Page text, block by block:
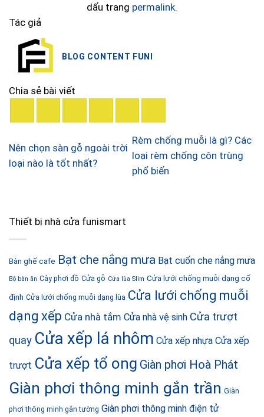
dấu trang permalink.
Tác giả
BLOG CONTENT FUNI
Chia sẻ bài viết
Nên chọn sàn gỗ ngoài trời
loại nào là tốt nhất?
Rèm chống muỗi là gì? Các
loại rèm chống côn trùng
phổ biến
Thiết bị nhà cửa funismart
Bàn ghế cafe Bạt che nắng mưa Bạt cuốn che nắng mưa
Bộ bàn ăn Cây phơi đồ Cửa gỗ Cửa lùa Slim Cửa lưới chống muỗi dạng cố
định Cửa lưới chống muỗi dạng lùa Cửa lưới chống muỗi
dạng xếp Cửa nhà tắm Cửa nhà vệ sinh Cửa trượt
quay Cửa xếp lá nhôm Cửa xếp nhựa Cửa xếp
trượt Cửa xếp tổ ong Giàn phơi Hoà Phát
Giàn phơi thông minh gắn trần Giàn
phơi thông minh gắn tường Giàn phơi thông minh điện tử